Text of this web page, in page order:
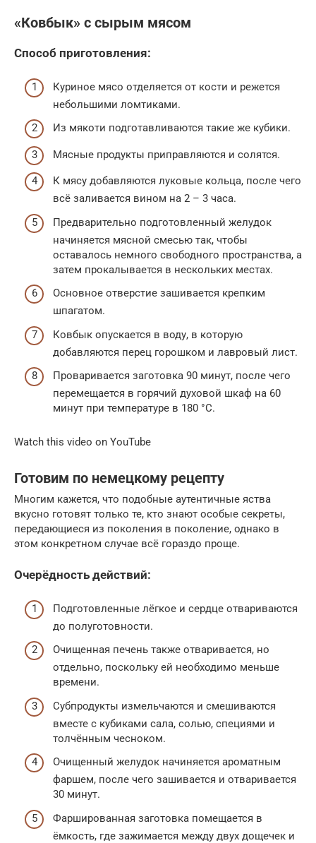
«Ковбык» с сырым мясом
Способ приготовления:
Куриное мясо отделяется от кости и режется
небольшими ломтиками.
Из мякоти подготавливаются такие же кубики.
Мясные продукты приправляются и солятся.
К мясу добавляются луковые кольца, после чего
всё заливается вином на 2 – 3 часа.
Предварительно подготовленный желудок
начиняется мясной смесью так, чтобы
оставалось немного свободного пространства, а
затем прокалывается в нескольких местах.
Основное отверстие зашивается крепким
шпагатом.
Ковбык опускается в воду, в которую
добавляются перец горошком и лавровый лист.
Проваривается заготовка 90 минут, после чего
перемещается в горячий духовой шкаф на 60
минут при температуре в 180 °C.
Watch this video on YouTube
Готовим по немецкому рецепту
Многим кажется, что подобные аутентичные яства
вкусно готовят только те, кто знают особые секреты,
передающиеся из поколения в поколение, однако в
этом конкретном случае всё гораздо проще.
Очерёдность действий:
Подготовленные лёгкое и сердце отвариваются
до полуготовности.
Очищенная печень также отваривается, но
отдельно, поскольку ей необходимо меньше
времени.
Субпродукты измельчаются и смешиваются
вместе с кубиками сала, солью, специями и
толчённым чесноком.
Очищенный желудок начиняется ароматным
фаршем, после чего зашивается и отваривается
30 минут.
Фаршированная заготовка помещается в
ёмкость, где зажимается между двух дощечек и